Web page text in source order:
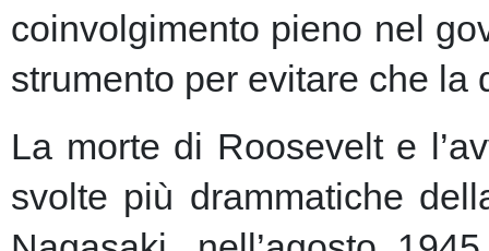
coinvolgimento pieno nel
strumento per evitare che
La morte di Roosevelt e
svolte più drammatiche